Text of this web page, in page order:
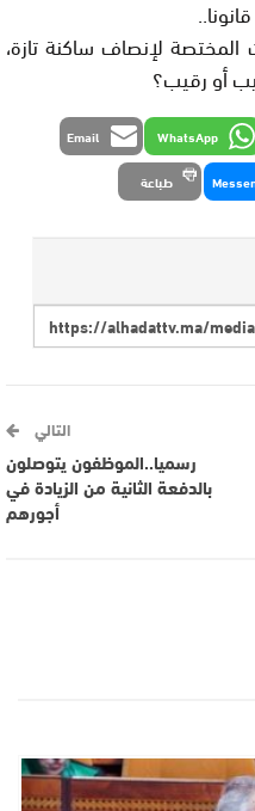
لإنصاف ساكنة تازة،
أو رقيب؟
WhatsApp
Email
طباعة
التالي
رسميا..الموظفون يتوصلون
بالدفعة الثانية من الزيادة في
أجورهم